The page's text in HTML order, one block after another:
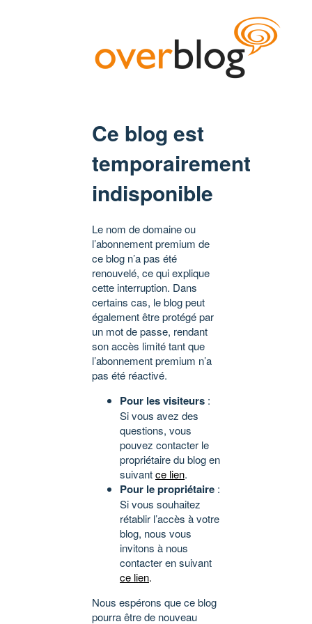
Ce blog est
temporairement
indisponible
Le nom de domaine ou
l’abonnement premium de
ce blog n’a pas été
renouvelé, ce qui explique
cette interruption. Dans
certains cas, le blog peut
également être protégé par
un mot de passe, rendant
son accès limité tant que
l’abonnement premium n’a
pas été réactivé.
Pour les visiteurs :
Si vous avez des
questions, vous
pouvez contacter le
propriétaire du blog en
suivantce lien.
Pour le propriétaire :
Si vous souhaitez
rétablir l’accès à votre
blog, nous vous
invitons à nous
contacter en suivant
ce lien.
Nous espérons que ce blog
pourra être de nouveau